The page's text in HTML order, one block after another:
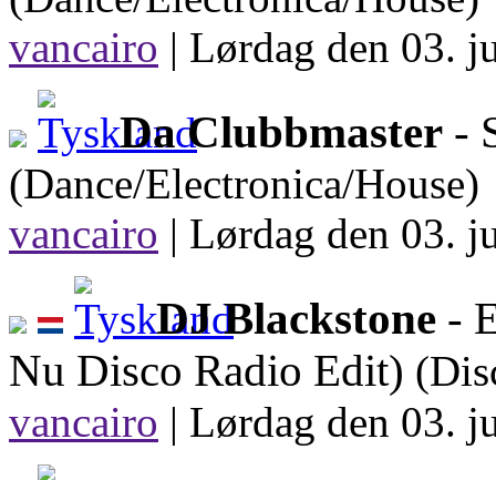
vancairo | Lørdag den 03.
Da Clubbmaster -
(Dance/Electronica/House)
vancairo | Lørdag den 03.
DJ Blackstone -
Nu Disco Radio Edit)
vancairo | Lørdag den 03.